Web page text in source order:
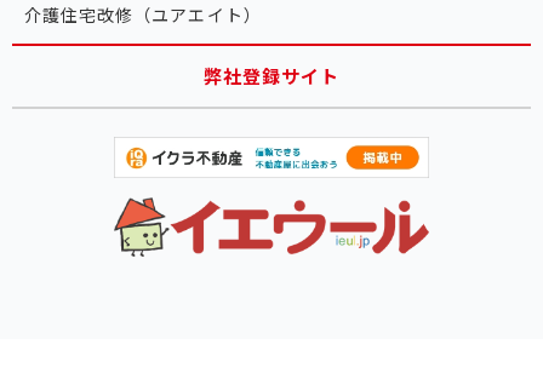
介護住宅改修（ユアエイト）
弊社登録サイト